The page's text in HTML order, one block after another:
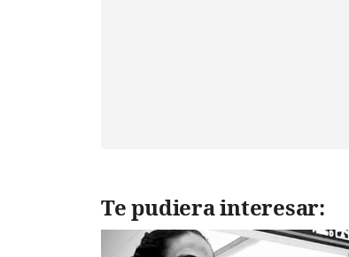
Te pudiera interesar: